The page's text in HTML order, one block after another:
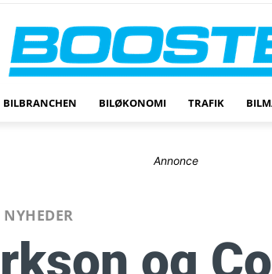
BILBRANCHEN BILØKONOMI TRAFIK
Annonce
NYHEDER
og